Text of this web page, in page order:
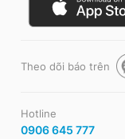
Theo dõi báo trên
Hotline
0906 645 777